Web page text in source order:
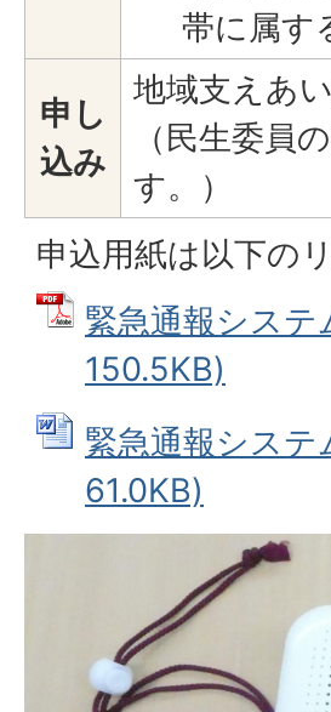
帯に属す
申し
込み
地域支えあ
（民生委員
す。）
申込用紙は以下の
緊急通報システ
150.5KB)
緊急通報シス
61.0KB)